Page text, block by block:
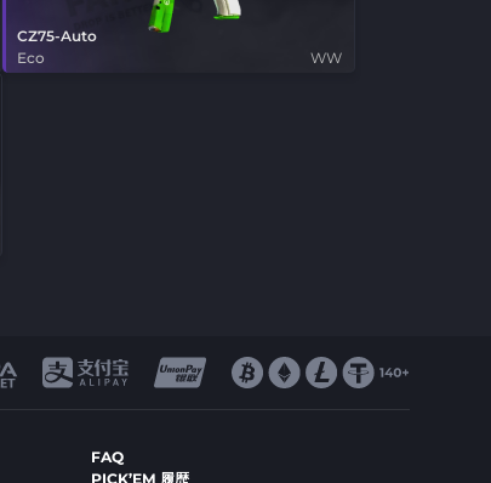
WW
CZ75-Auto
Eco
FAQ
PICK’EM 履歴